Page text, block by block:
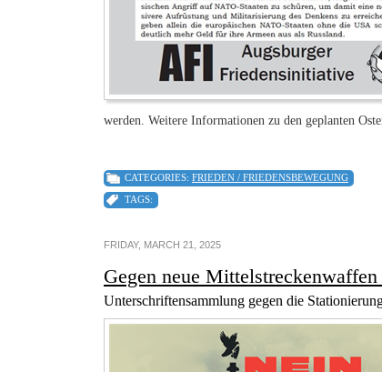
werden. Weitere Informationen zu den geplanten
CATEGORIES: FRIEDEN / FRIEDENSBEWEGUNG
TAGS:
FRIDAY, MARCH 21, 2025
Gegen neue
Unterschriftensammlung gegen die